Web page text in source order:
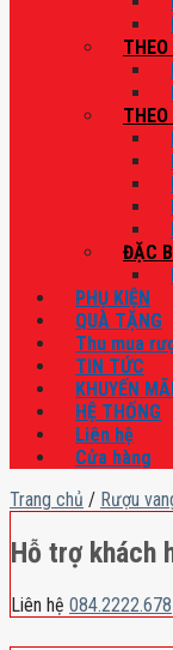
THEO
ĐẶC
PHỤ KIỆN
QUÀ TẶNG
Thu mua
TIN TỨC
KHUYẾN
HỆ THỐNG
Liên hệ
Cửa hàng
Trang chủ / Rượu
Hỗ trợ khách
Liên hệ 084.2222.678